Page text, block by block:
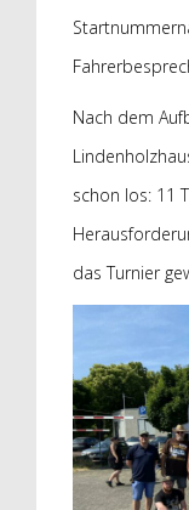
Nach dem
schon los: 11
das Turnier